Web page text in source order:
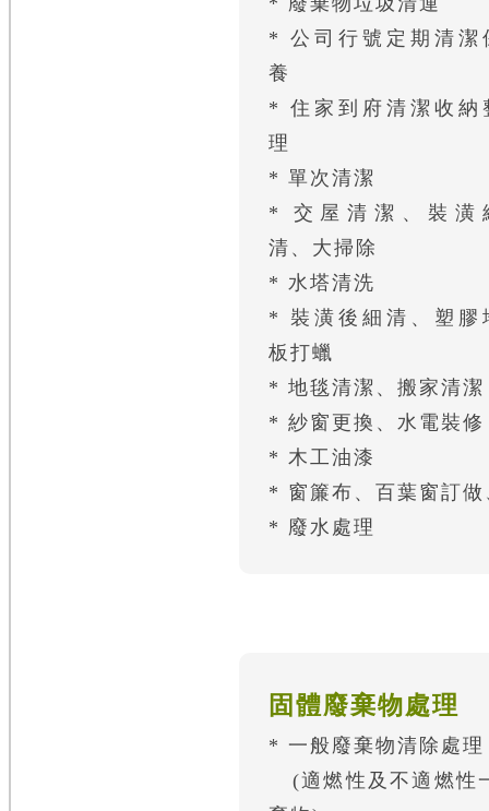
* 公司行號定期清潔
養
* 住家到府清潔收納
理
* 單次清潔
* 交屋清潔、裝潢
清、大掃除
* 水塔清洗
* 裝潢後細清、塑膠
板打蠟
* 地毯清潔、搬家清潔
* 紗窗更換、水電裝修
* 木工油漆
* 窗簾布、百葉窗訂做
* 廢水處理
固體廢棄物處理
* 一般廢棄物清除處理
(適燃性及不適燃性